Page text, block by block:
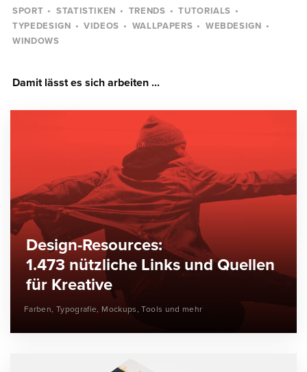
SPORT
STATISTIKEN TRENDS
TUTORIALS
TYPEDESIGN
VIDEOS WALLPAPERS
WEBDESIGN
WINDOWS
Damit lässt es sich arbeiten ...
Design-Resources:
1.473 nützliche Links und Quellen
für Kreative
Farben, Typografie, Mockups, Tools und mehr